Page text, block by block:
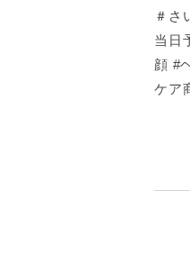
＃さ
当日
顔 #
ケア